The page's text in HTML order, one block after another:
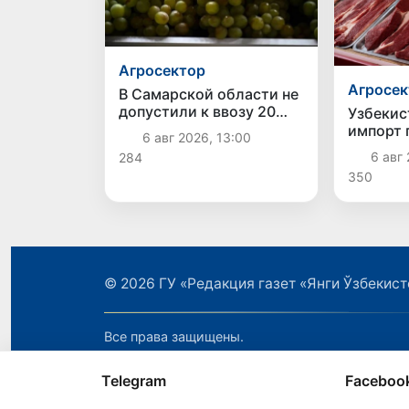
Агросектор
В Самарской области не
допустили к ввозу 20
тонн винограда из
Узбекистана из-за
выявления карантинного
6 авг 2026, 13:00
284
импорт
Индия и
6 авг
350
© 2026 ГУ «Редакция газет «Янги
Все права защищены.
Telegram